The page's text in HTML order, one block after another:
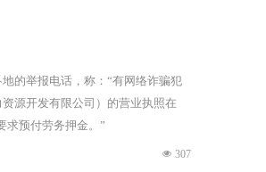
的举报电话，称：“有网络诈骗犯
源开发有限公司）的营业执照在
求预付劳务押金。”
넶 307